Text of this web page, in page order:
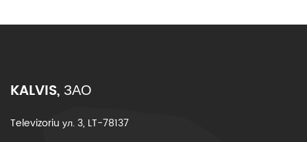
KALVIS, ЗАО
Televizoriu ул. 3, LT-78137